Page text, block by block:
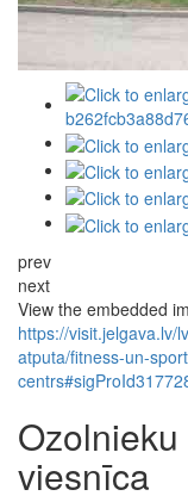
prev
next
View the embedded
https://visit.jelgava.lv/
atputa/fitness-un-
viesnīca